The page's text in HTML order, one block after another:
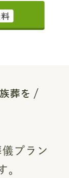
葬を
プラン
。